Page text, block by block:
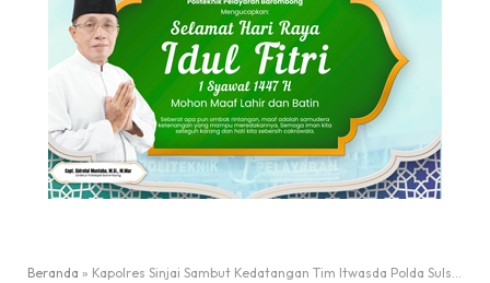
Beranda » Kapolres Sinjai Sambut Kedatangan Tim Itwasda Polda Sulsel dalam Rangka Reinventarisasi Aset